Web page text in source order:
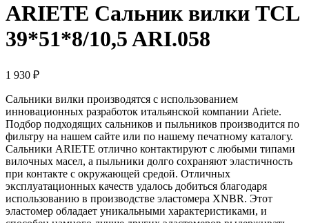
ARIETE Сальник вилки TCL
39*51*8/10,5 ARI.058
1 930 ₽
Сальники вилки производятся с использованием
инновационных разработок итальянской компании Ariete.
Подбор подходящих сальников и пыльников производится по
фильтру на нашем сайте или по нашему печатному каталогу.
Сальники ARIETE отлично контактируют с любыми типами
вилочных масел, а пыльники долго сохраняют эластичность
при контакте с окружающей средой. Отличных
эксплуатационных качеств удалось добиться благодаря
использованию в производстве эластомера XNBR. Этот
эластомер обладает уникальными характеристиками, и